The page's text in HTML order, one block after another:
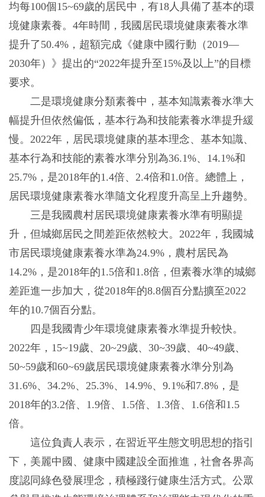
均每100個15~69歲的居民中，有18人具備了基本的環
境健康素養。4年時間，我國居民環境健康素養水準
提升了50.4%，超額完成《健康中國行動（2019—
2030年）》提出的“2022年提升至15%及以上”的目標
要求。
二是環境健康分類素養中，基本知識素養水準大
幅提升但依然偏低，基本行為和技能素養水準提升緩
慢。2022年，居民環境健康的基本理念、基本知識、
基本行為和技能的素養水準分別為36.1%、14.1%和
25.7%，是2018年的1.4倍、2.4倍和1.0倍。總體上，
居民環境健康素養水準隨文化程度升高呈上升趨勢。
三是我國農村居民環境健康素養水準有明顯提
升，但城鄉居民之間差距依然較大。2022年，我國城
市居民環境健康素養水準為24.9%，農村居民為
14.2%，是2018年的1.5倍和1.8倍，但素養水準的城鄉
差距進一步加大，從2018年的8.8個百分點擴至2022
年的10.7個百分點。
四是我國青少年環境健康素養水準提升較快。
2022年，15~19歲、20~29歲、30~39歲、40~49歲、
50~59歲和60~69歲居民環境健康素養水準分別為
31.6%、34.2%、25.3%、14.9%、9.1%和7.8%，是
2018年的3.2倍、1.9倍、1.5倍、1.3倍、1.6倍和1.5
倍。
這位負責人表示，在習近平生態文明思想的指引
下，美麗中國、健康中國建設全面推進，社會各界高
度認同綠色發展理念，積極踐行健康生活方式。公眾